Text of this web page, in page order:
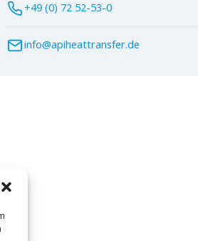
+49 (0) 72 52-53-0
info@apiheattransfer.de